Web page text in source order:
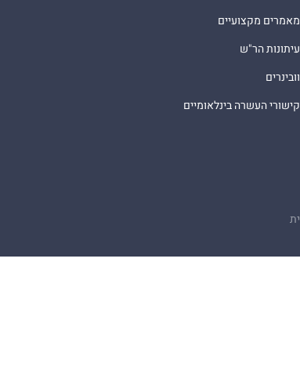
מאמרים מקצועיים
עיתונות הר"ש
וובינרים
קישורי העשרה בינלאומיים